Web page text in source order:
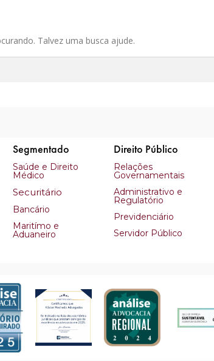
Talvez uma busca ajude.
Segmentado
Saúde e Direito
Médico
Securitário
Bancário
Maritímo e
Aduaneiro
Direito Público
Relações
Governamentais
Administrativo e
Regulatório
Previdenciário
Servidor Público